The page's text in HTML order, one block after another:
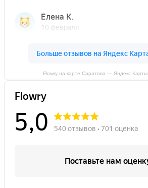
Flowry на карте Саратова — Яндекс Карты